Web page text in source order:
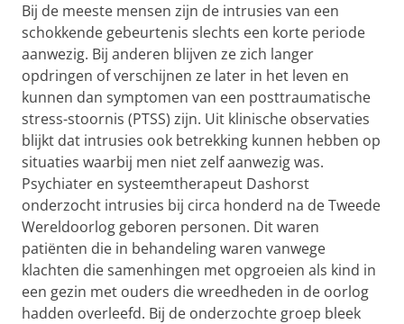
Bij de meeste mensen zijn de intrusies van een
schokkende gebeurtenis slechts een korte periode
aanwezig. Bij anderen blijven ze zich langer
opdringen of verschijnen ze later in het leven en
kunnen dan symptomen van een posttraumatische
stress-stoornis (PTSS) zijn. Uit klinische observaties
blijkt dat intrusies ook betrekking kunnen hebben op
situaties waarbij men niet zelf aanwezig was.
Psychiater en systeemtherapeut Dashorst
onderzocht intrusies bij circa honderd na de Tweede
Wereldoorlog geboren personen. Dit waren
patiënten die in behandeling waren vanwege
klachten die samenhingen met opgroeien als kind in
een gezin met ouders die wreedheden in de oorlog
hadden overleefd. Bij de onderzochte groep bleek